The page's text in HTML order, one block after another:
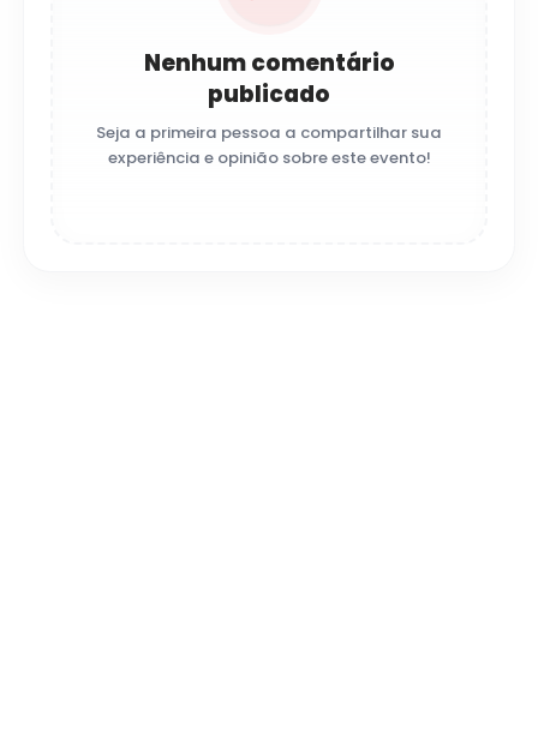
Nenhum comentário
publicado
Seja a primeira pessoa a compartilhar sua
experiência e opinião sobre este evento!